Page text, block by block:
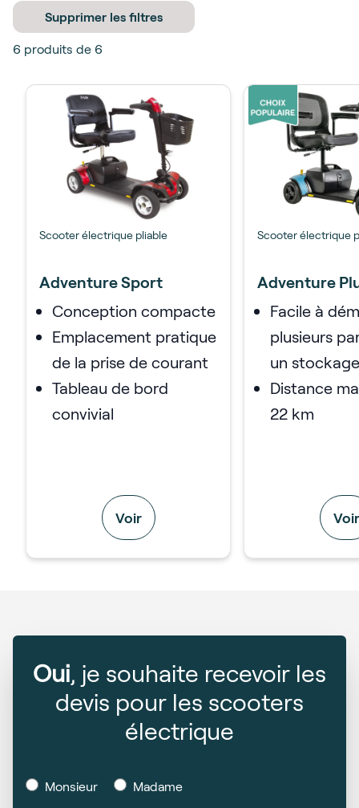
Supprimer les filtres
6 produits de 6
Scooter électrique pliable
Adventure Sport
Conception compacte
Emplacement pratique
de la prise de courant
Tableau de bord
convivial
Voir
Scooter électrique
Adventure
Facile à
plusieurs
un
Distance
22 km
Voir
Oui, je souhaite recevoir les
devis pour les scooters
électrique
Monsieur Madame